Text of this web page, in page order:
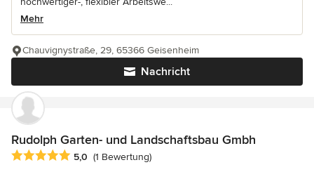
Mehr
Nachricht
Chauvignystraße, 29, 65366 Geisenheim
Rudolph Garten- und Landschaftsbau Gmbh
Durchschnittliche Bewertung: 5 von 5 Sternen
5,0 (1 Bewertung)